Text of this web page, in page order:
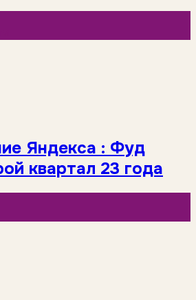
Яндекса : Фуд
квартал 23 года